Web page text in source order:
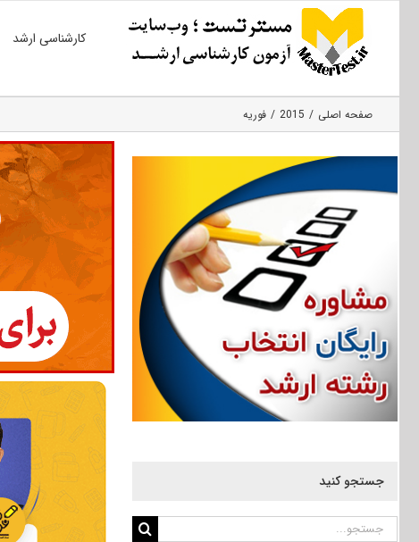
کارشناسی ارشد
صفحه اصلی 2015 فوریه
جستجو کنید
جستجو